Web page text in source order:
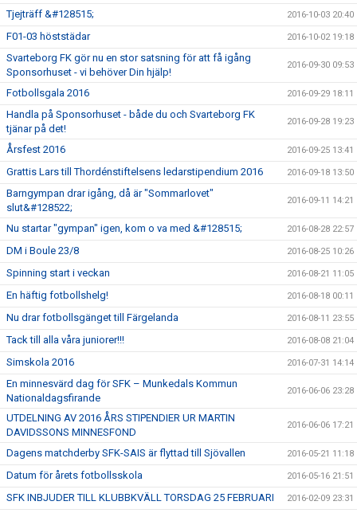
Tjejträff &#128515; 2016-10-03 20:40
F01-03 höststädar 2016-10-02 19:18
Svarteborg FK gör nu en stor satsning för att få igång
Sponsorhuset - vi behöver Din hjälp!
2016-09-30 09:53
Fotbollsgala 2016 2016-09-29 18:11
Handla på Sponsorhuset - både du och Svarteborg FK
tjänar på det!
2016-09-28 19:23
Årsfest 2016 2016-09-25 13:41
Grattis Lars till Thordénstiftelsens ledarstipendium 2016 2016-09-18 13:50
Barngympan drar igång, då är "Sommarlovet"
slut&#128522;
2016-09-11 14:21
Nu startar "gympan" igen, kom o va med &#128515; 2016-08-28 22:57
DM i Boule 23/8 2016-08-25 10:26
Spinning start i veckan 2016-08-21 11:05
En häftig fotbollshelg! 2016-08-18 00:11
Nu drar fotbollsgänget till Färgelanda 2016-08-11 23:55
Tack till alla våra juniorer!!! 2016-08-08 21:04
Simskola 2016 2016-07-31 14:14
En minnesvärd dag för SFK – Munkedals Kommun
Nationaldagsfirande
2016-06-06 23:28
UTDELNING AV 2016 ÅRS STIPENDIER UR MARTIN
DAVIDSSONS MINNESFOND
2016-06-06 17:21
Dagens matchderby SFK-SAIS är flyttad till Sjövallen 2016-05-21 11:18
Datum för årets fotbollsskola 2016-05-16 21:51
SFK INBJUDER TILL KLUBBKVÄLL TORSDAG 25 FEBRUARI 2016-02-09 23:31